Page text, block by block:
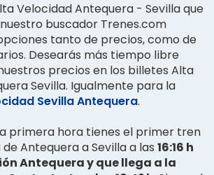
Velocidad Antequera - Sevilla que
buscador Trenes.com
tanto de precios, como de
Desearás más tiempo libre
precios en los billetes Alta
Sevilla. Igualmente para la
Sevilla Antequera.
primera hora tienes el primer tren
Antequera a Sevilla a las 16:16 h
Antequera y que llega a la